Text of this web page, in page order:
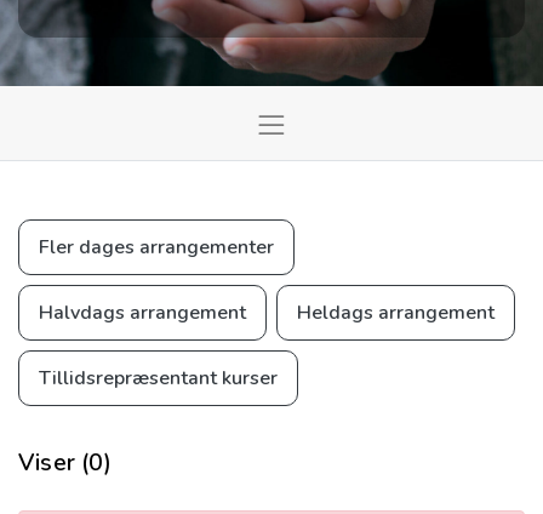
Fler dages arrangementer
Halvdags arrangement Heldags arrangement
Tillidsrepræsentant kurser
Viser (0)